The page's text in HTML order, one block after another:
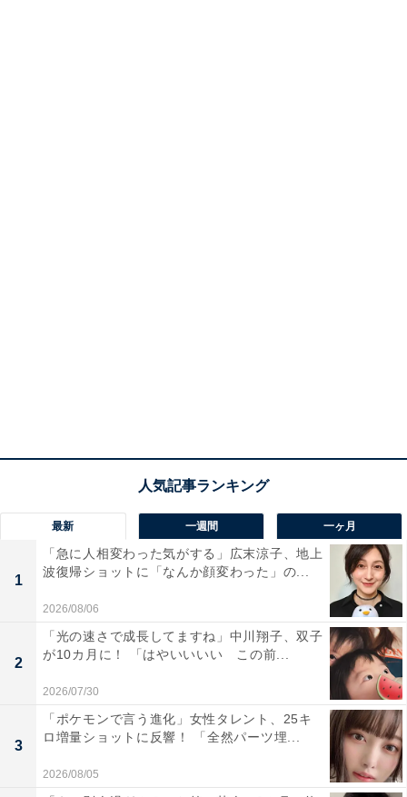
最新 一週間 一ヶ月
1
「急に人相変わった気がする」広末涼子、地上
波復帰ショットに「なんか顔変わった」の...
2026/08/06
2
「光の速さで成長してますね」中川翔子、双子
が10カ月に！ 「はやいいいい この前...
2026/07/30
3
「ポケモンで言う進化」女性タレント、25キ
ロ増量ショットに反響！ 「全然パーツ埋...
2026/08/05